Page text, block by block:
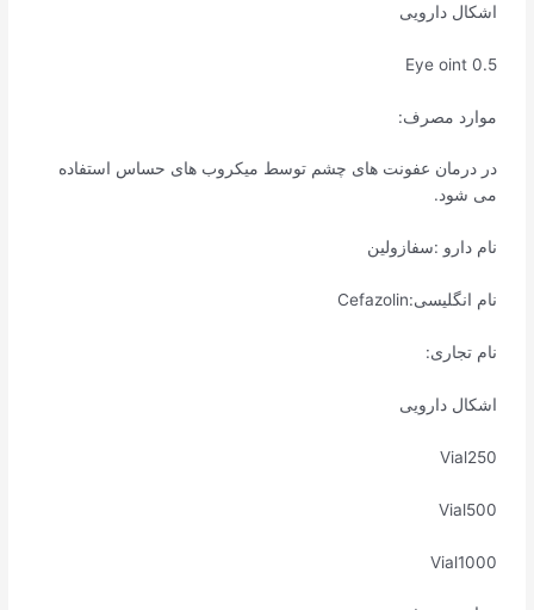
اشکال دارویی
Eye oint 0.5
موارد مصرف:
در درمان عفونت های چشم توسط میکروب های حساس استفاده
می شود.
نام دارو :سفازولین
نام انگلیسی:Cefazolin
نام تجاری:
اشکال دارویی
Vial250
Vial500
Vial1000